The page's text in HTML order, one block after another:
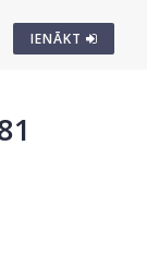
IENĀKT